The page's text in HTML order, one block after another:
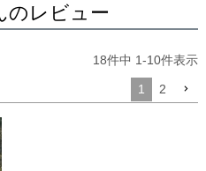
のレビュー
18件中 1-10件表示
1 2